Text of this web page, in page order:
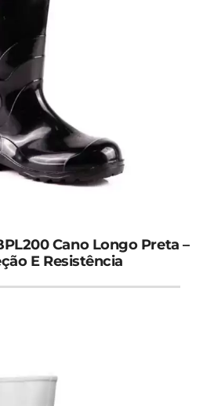
Cano Longo Preta –
E Resistência